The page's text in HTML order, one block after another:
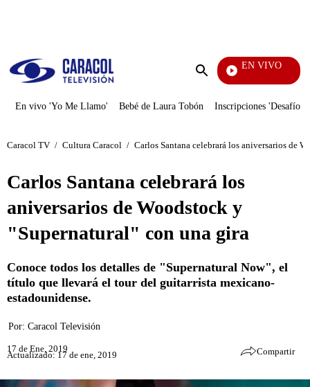
Enviar
EN VIVO
Yo Me Llamo
En vivo 'Yo Me Llamo' Bebé de Laura Tobón Inscripciones 'Desafío'
Caracol TV / Cultura Caracol / Carlos Santana celebrará los aniversarios de
Carlos Santana celebrará los
aniversarios de Woodstock y
"Supernatural" con una gira
Conoce todos los detalles de "Supernatural Now", el
título que llevará el tour del guitarrista mexicano-
estadounidense.
Por: Caracol Televisión
17 de Ene, 2019
Actualizado: 17 de ene, 2019 Compartir